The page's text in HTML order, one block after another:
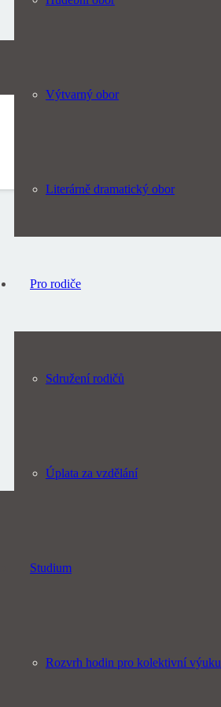
Výtvarný obor
Literárně dramatický obor
Pro rodiče
Sdružení rodičů
Úplata za vzdělání
Studium
Rozvrh hodin pro kolektivní výuku